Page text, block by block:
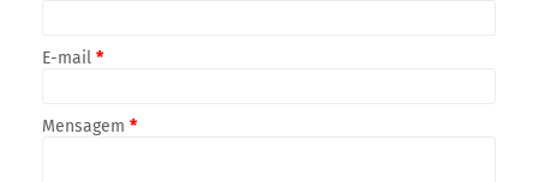
E-mail *
Mensagem *